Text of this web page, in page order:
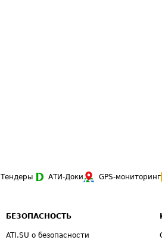
Тендеры АТИ-Доки GPS-мониторинг
БЕЗОПАСНОСТЬ
ATI.SU о безопасности